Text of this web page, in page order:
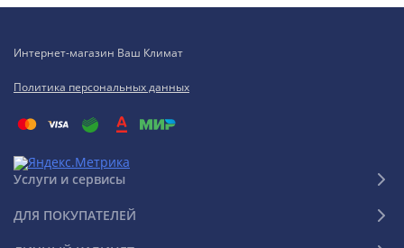
Интернет-магазин Ваш Климат
Политика персональных данных
Услуги и сервисы
ДЛЯ ПОКУПАТЕЛЕЙ